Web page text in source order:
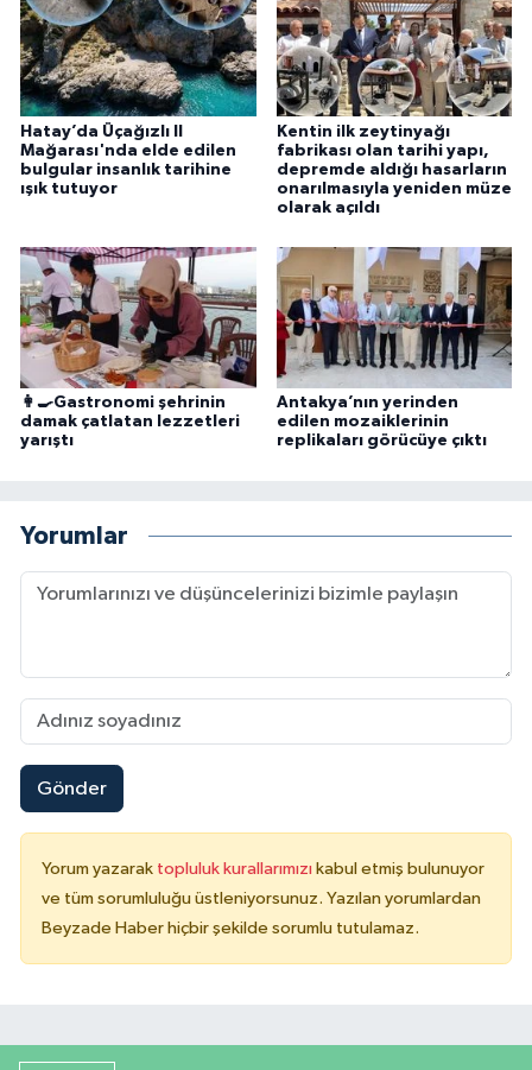
Hatay’da Üçağızlı II
Mağarası'nda elde edilen
bulgular insanlık tarihine
ışık tutuyor
Kentin ilk zeytinyağı
fabrikası olan tarihi yapı,
depremde aldığı hasarların
onarılmasıyla yeniden müze
olarak açıldı
👩‍🍳Gastronomi şehrinin
damak çatlatan lezzetleri
yarıştı
Antakya’nın yerinden
edilen mozaiklerinin
replikaları görücüye çıktı
Yorumlar
Gönder
Yorum yazarak topluluk kurallarımızı kabul etmiş bulunuyor
ve tüm sorumluluğu üstleniyorsunuz. Yazılan yorumlardan
Beyzade Haber hiçbir şekilde sorumlu tutulamaz.